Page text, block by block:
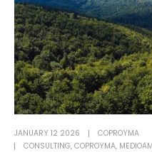
JANUARY 12 2026
COPROYMA
CONSULTING, COPROYMA,